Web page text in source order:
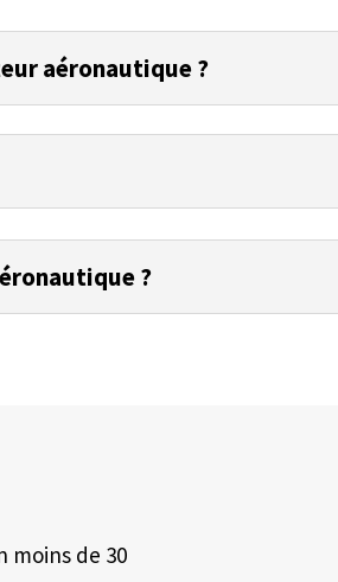
aéronautique ?
?
moins de 30